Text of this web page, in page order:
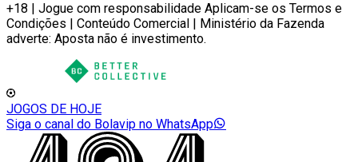
+18 | Jogue com responsabilidade Aplicam-se os Termos e
Condições | Conteúdo Comercial | Ministério da Fazenda
adverte: Aposta não é investimento.
JOGOS DE HOJE
Siga o canal do Bolavip no WhatsApp